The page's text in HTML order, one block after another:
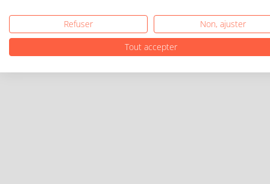
Refuser
Non, ajuster
Tout accepter